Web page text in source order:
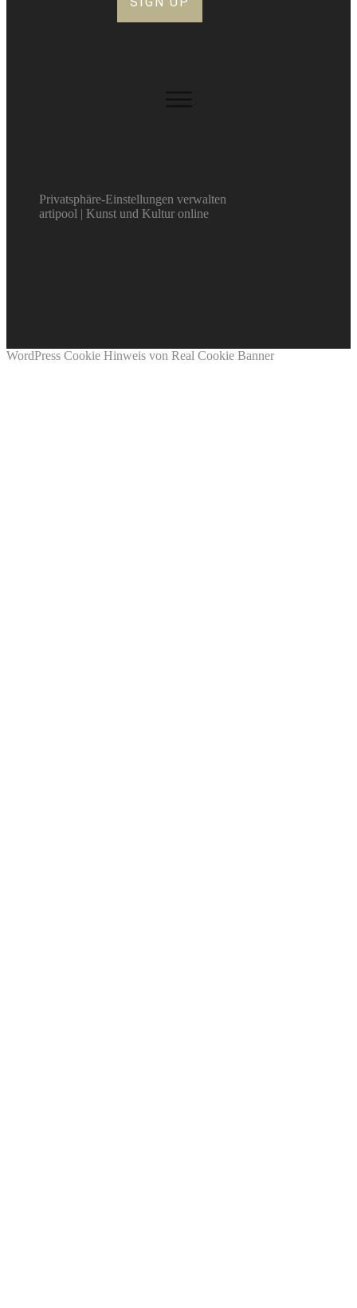
Privatsphäre-Einstellungen verwalten
artipool | Kunst und Kultur online
WordPress Cookie Hinweis von Real Cookie Banner